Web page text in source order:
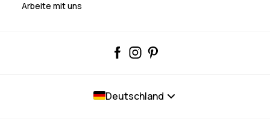
Arbeite mit uns
Deutschland